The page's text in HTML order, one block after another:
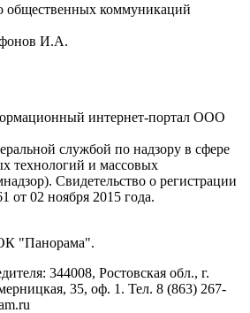
общественных коммуникаций
И.А.
интернет-портал ООО
службой по надзору в сфере
технологий и массовых
Cвидетельство о регистрации
02 ноября 2015 года.
"Панорама".
344008, Ростовская обл., г.
35, оф. 1. Тел. 8 (863) 267-